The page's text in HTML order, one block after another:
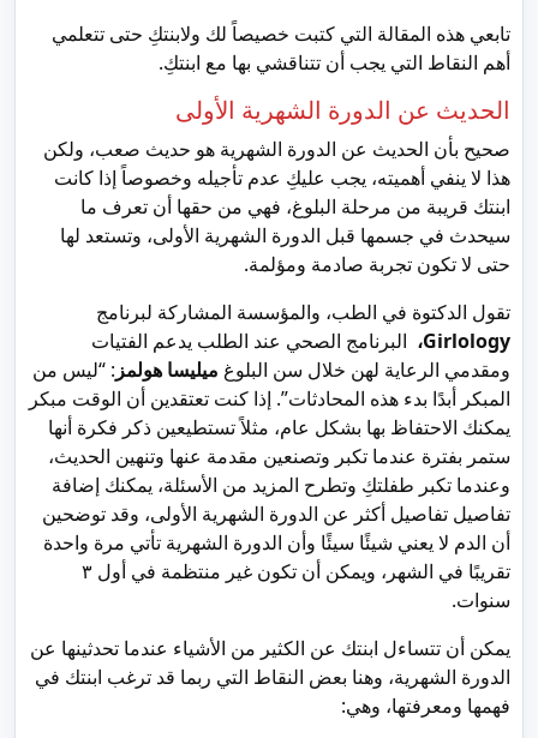
تابعي هذه المقالة التي كتبت خصيصاً لك ولابنتكِ حتى تتعلمي
أهم النقاط التي يجب أن تتناقشي بها مع ابنتكِ.
الحديث عن الدورة الشهرية الأولى
صحيح بأن الحديث عن الدورة الشهرية هو حديث صعب، ولكن
هذا لا ينفي أهميته، يجب عليكِ عدم تأجيله وخصوصاً إذا كانت
ابنتك قريبة من مرحلة البلوغ، فهي من حقها أن تعرف ما
سيحدث في جسمها قبل الدورة الشهرية الأولى، وتستعد لها
حتى لا تكون تجربة صادمة ومؤلمة.
تقول الدكتوة في الطب، والمؤسسة المشاركة لبرنامج
Girlology،
البرنامج الصحي عند الطلب يدعم الفتيات
ومقدمي الرعاية لهن خلال سن البلوغ ميليسا هولمز : “ليس من
المبكر أبدًا بدء هذه المحادثات”. إذا كنت تعتقدين أن الوقت مبكر
يمكنك الاحتفاظ بها بشكل عام، مثلاً تستطيعين ذكر فكرة أنها
ستمر بفترة عندما تكبر وتصنعين مقدمة عنها وتنهين الحديث،
وعندما تكبر طفلتكِ وتطرح المزيد من الأسئلة، يمكنك إضافة
تفاصيل تفاصيل أكثر عن الدورة الشهرية الأولى، وقد توضحين
أن الدم لا يعني شيئًا سيئًا وأن الدورة الشهرية تأتي مرة واحدة
تقريبًا في الشهر، ويمكن أن تكون غير منتظمة في أول ٣
سنوات.
يمكن أن تتساءل ابنتك عن الكثير من الأشياء عندما تحدثينها عن
الدورة الشهرية، وهنا بعض النقاط التي ربما قد ترغب ابنتك في
فهمها ومعرفتها، وهي: